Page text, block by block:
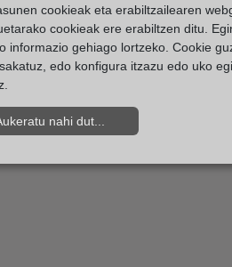
el distrito
cookieak eta erabiltzailearen
cookieak ere erabiltzen ditu.
informazio gehiago lortzeko. Cookie
edo konfigura itzazu edo uko
nahi dut...